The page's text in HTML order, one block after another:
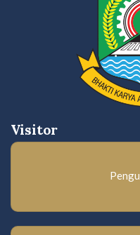
Visitor